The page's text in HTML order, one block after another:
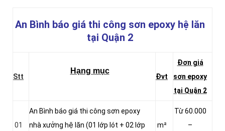
An Bình báo giá thi công sơn epoxy hệ lăn
tại Quận 2
Stt
Hạng mục
Đvt
Đơn giá
sơn epoxy
tại Quận 2
01
An Bình báo giá thi công sơn epoxy
nhà xưởng hệ lăn (01 lớp lót + 02 lớp
m²
Từ 60.000
–